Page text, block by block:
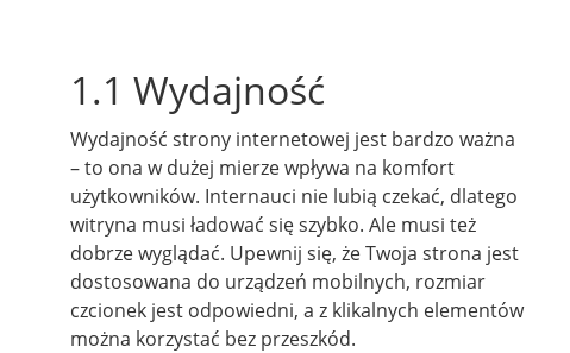
1.1 Wydajność
Wydajność strony internetowej jest bardzo ważna
– to ona w dużej mierze wpływa na komfort
użytkowników. Internauci nie lubią czekać, dlatego
witryna musi ładować się szybko. Ale musi też
dobrze wyglądać. Upewnij się, że Twoja strona jest
dostosowana do urządzeń mobilnych, rozmiar
czcionek jest odpowiedni, a z klikalnych elementów
można korzystać bez przeszkód.